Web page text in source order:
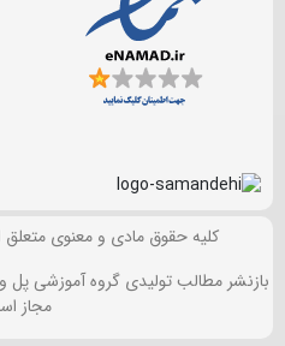
کلیه حقوق مادی و معنوی
بازنشر مطالب تولیدی گروه آموزشی پل
مجاز